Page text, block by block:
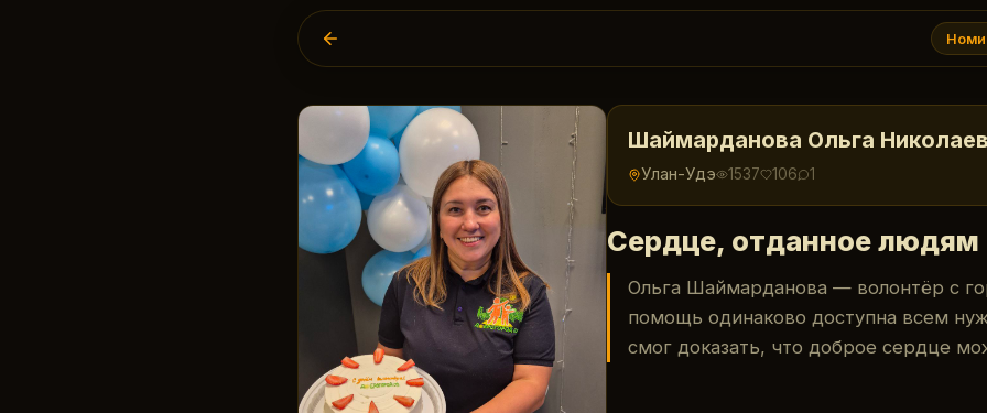
Шаймарданова Ольга
Улан-Удэ 1537 106 1
Сердце, отданное людям
Ольга Шаймарданова — волонтёр с
помощь одинаково доступна всем
смог доказать, что доброе сердце